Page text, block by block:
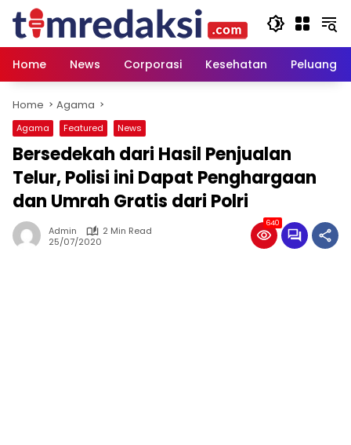
content
Home
News Corporasi Kesehatan Peluang
Home Agama
Agama Featured News
Bersedekah dari Hasil Penjualan
Telur, Polisi ini Dapat Penghargaan
dan Umrah Gratis dari Polri
Admin
2 Min Read
25/07/2020
640